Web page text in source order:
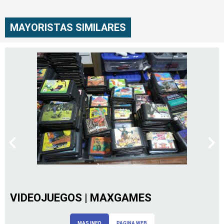
MAYORISTAS SIMILARES
VIDEOJUEGOS | MAXGAMES